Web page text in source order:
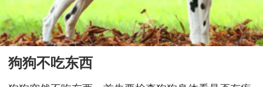
狗狗不吃东西